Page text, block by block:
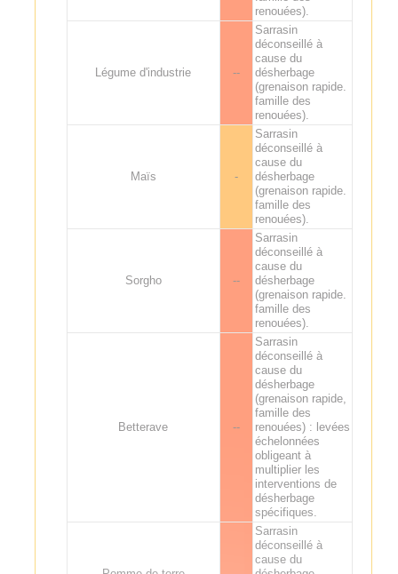
renouées).
Légume d'industrie --
Sarrasin
déconseillé à
cause du
désherbage
(grenaison rapide.
famille des
renouées).
Maïs -
Sarrasin
déconseillé à
cause du
désherbage
(grenaison rapide.
famille des
renouées).
Sorgho --
Sarrasin
déconseillé à
cause du
désherbage
(grenaison rapide.
famille des
renouées).
Betterave --
Sarrasin
déconseillé à
cause du
désherbage
(grenaison rapide,
famille des
renouées) : levées
échelonnées
obligeant à
multiplier les
interventions de
désherbage
spécifiques.
Sarrasin
déconseillé à
cause du